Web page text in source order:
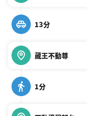
13分
蔵王不動尊
1分